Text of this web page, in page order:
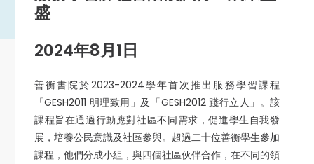
盛
2024年8月1日
善衡書院於2023-2024學年首次推出服務學習課程
「GESH2011 明理致用」及「GESH2012 踐行立人」。該
課程旨在通過行動應對社區不同需求，促進學生自我發
展，培養公民意識及社區參與。超過二十位善衡學生參加
課程，他們分成小組，與四個社區伙伴合作，在不同的領